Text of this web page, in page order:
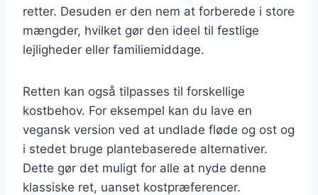
retter. Desuden er den nem at forberede i store
mængder, hvilket gør den ideel til festlige
lejligheder eller familiemiddage.
Retten kan også tilpasses til forskellige
kostbehov. For eksempel kan du lave en
vegansk version ved at undlade fløde og ost og
i stedet bruge plantebaserede alternativer.
Dette gør det muligt for alle at nyde denne
klassiske ret, uanset kostpræferencer.